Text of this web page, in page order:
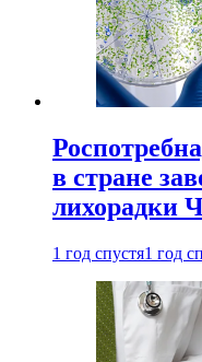
в стране
лихорадки
1 год спустя1 год